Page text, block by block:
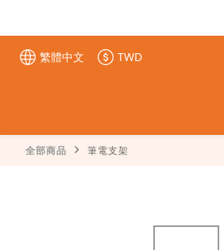
繁體中文 TWD
全部商品 筆電支架